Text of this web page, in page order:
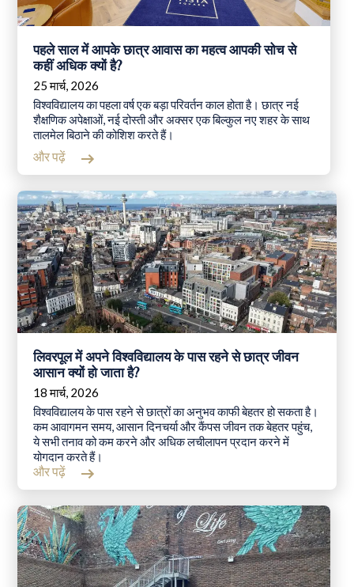
पहले साल में आपके छात्र आवास का महत्व आपकी सोच से
कहीं अधिक क्यों है?
25 मार्च, 2026
विश्वविद्यालय का पहला वर्ष एक बड़ा परिवर्तन काल होता है। छात्र नई
शैक्षणिक अपेक्षाओं, नई दोस्ती और अक्सर एक बिल्कुल नए शहर के साथ
तालमेल बिठाने की कोशिश करते हैं।
और पढ़ें
लिवरपूल में अपने विश्वविद्यालय के पास रहने से छात्र जीवन
आसान क्यों हो जाता है?
18 मार्च, 2026
विश्वविद्यालय के पास रहने से छात्रों का अनुभव काफी बेहतर हो सकता है।
कम आवागमन समय, आसान दिनचर्या और कैंपस जीवन तक बेहतर पहुंच,
ये सभी तनाव को कम करने और अधिक लचीलापन प्रदान करने में
योगदान करते हैं।
और पढ़ें